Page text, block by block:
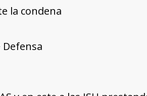
la condena